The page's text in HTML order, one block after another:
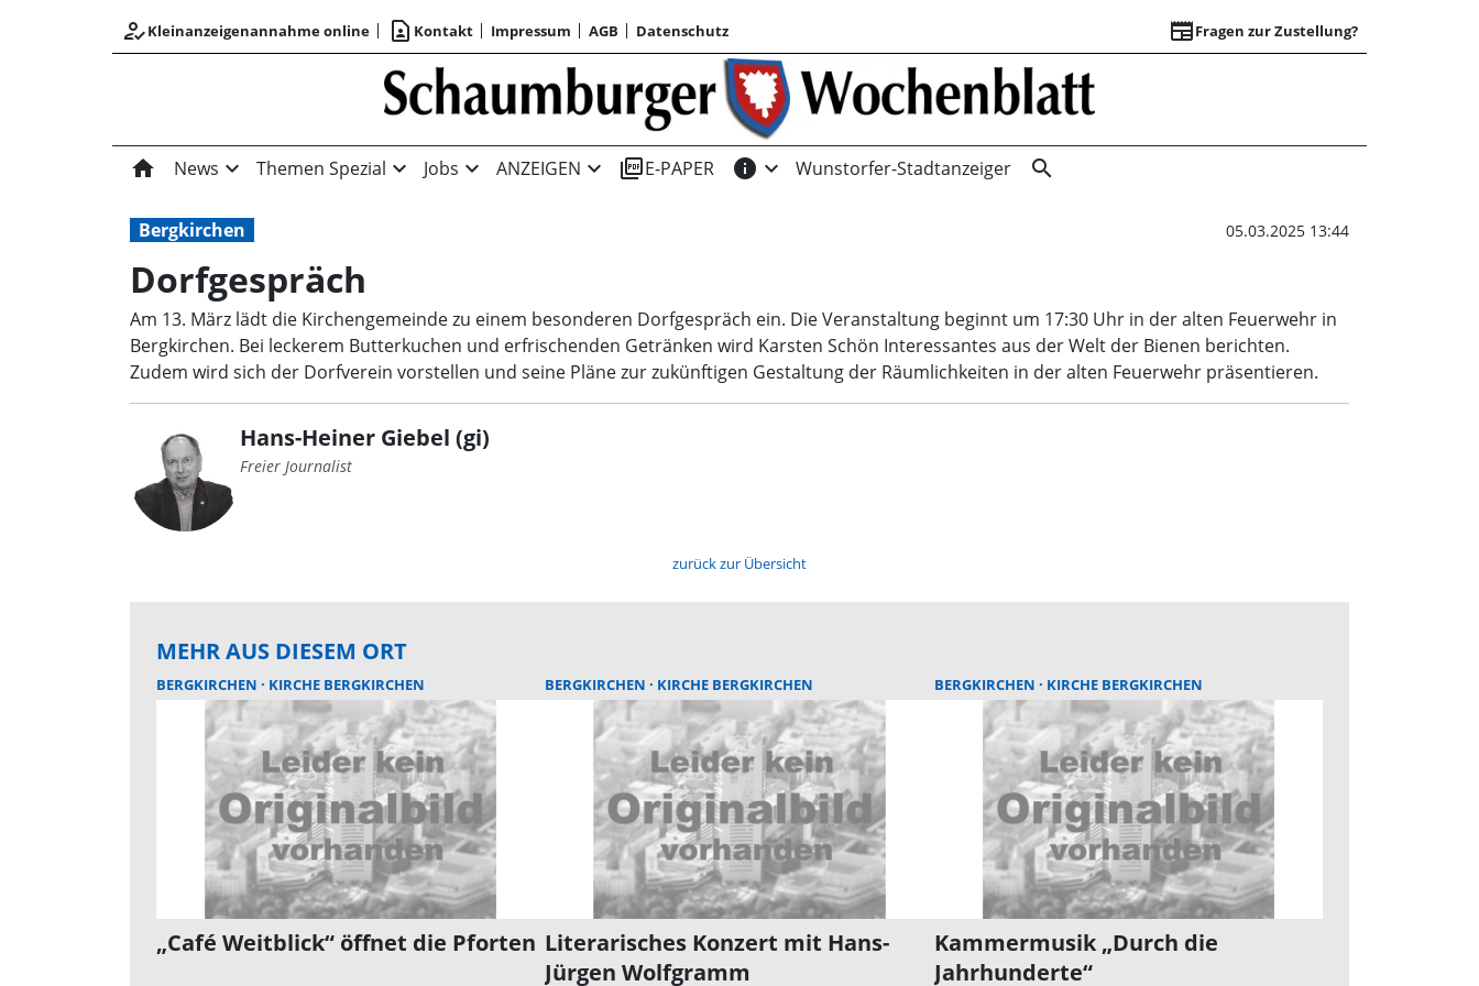
how_to_regKleinanzeigenannahme online contact_page Kontakt Impressum AGB Datenschutz newspaperFragen zur Zustellung?
Dorfgespräch |
home News expand_more Themen Spezial expand_more Jobs expand_more ANZEIGEN expand_more picture_as_pdfE-PAPER info expand_more Wunstorfer-Stadtanzeiger search
Bergkirchen 05.03.2025 13:44
Dorfgespräch
Am 13. März lädt die Kirchengemeinde zu einem besonderen Dorfgespräch ein. Die Veranstaltung beginnt um 17:30 Uhr in der alten Feuerwehr in
Bergkirchen. Bei leckerem Butterkuchen und erfrischenden Getränken wird Karsten Schön Interessantes aus der Welt der Bienen berichten.
Zudem wird sich der Dorfverein vorstellen und seine Pläne zur zukünftigen Gestaltung der Räumlichkeiten in der alten Feuerwehr präsentieren.
Hans-Heiner Giebel (gi)
Freier Journalist
zurück zur Übersicht
MEHR AUS DIESEM ORT
BERGKIRCHEN KIRCHE BERGKIRCHEN
„Café Weitblick“ öffnet die Pforten
BERGKIRCHEN KIRCHE BERGKIRCHEN
Literarisches Konzert mit Hans-
Jürgen Wolfgramm
BERGKIRCHEN KIRCHE BERGKIRCHEN
Kammermusik „Durch die
Jahrhunderte“